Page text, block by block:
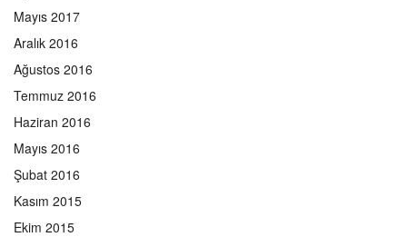
Mayıs 2017
Aralık 2016
Ağustos 2016
Temmuz 2016
Haziran 2016
Mayıs 2016
Şubat 2016
Kasım 2015
Ekim 2015